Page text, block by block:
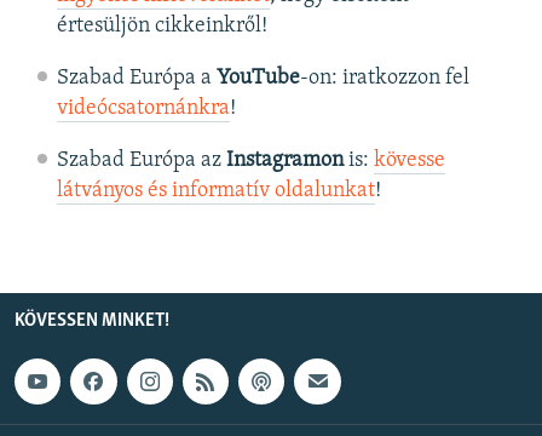
értesüljön cikkeinkről!
Szabad Európa a YouTube-on: iratkozzon fel
videócsatornánkra!
Szabad Európa az Instagramonis: kövesse
látványos és informatív oldalunkat! ​
KÖVESSEN MINKET!